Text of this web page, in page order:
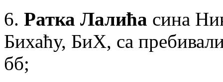
6. Ратка Лалића сина
Бихаћу, БиХ, са
бб;